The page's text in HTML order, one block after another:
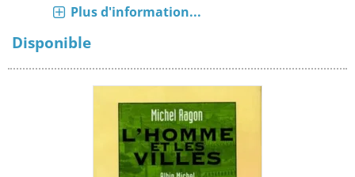
Plus d'information...
Disponible